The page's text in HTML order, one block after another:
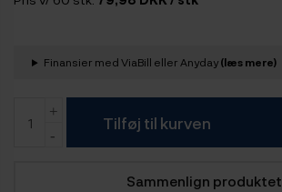
Finansier med ViaBill eller Anyday(læs mere)
Tilføj til kurven
Sammenlign produktet